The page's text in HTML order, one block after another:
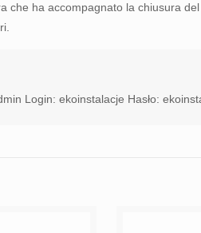
che ha accompagnato la chiusura
Login: ekoinstalacje Hasło: